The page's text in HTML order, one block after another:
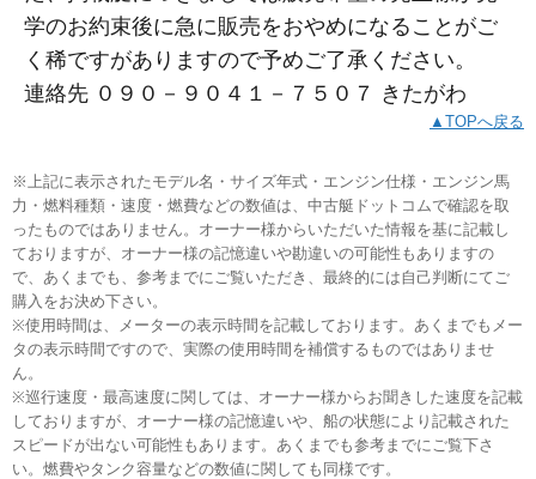
学のお約束後に急に販売をおやめになることがご
く稀ですがありますので予めご了承ください。
連絡先 ０９０－９０４１－７５０７ きたがわ
▲TOPへ戻る
※上記に表示されたモデル名・サイズ年式・エンジン仕様・エンジン馬
力・燃料種類・速度・燃費などの数値は、中古艇ドットコムで確認を取
ったものではありません。オーナー様からいただいた情報を基に記載し
ておりますが、オーナー様の記憶違いや勘違いの可能性もありますの
で、あくまでも、参考までにご覧いただき、最終的には自己判断にてご
購入をお決め下さい。
※使用時間は、メーターの表示時間を記載しております。あくまでもメー
タの表示時間ですので、実際の使用時間を補償するものではありませ
ん。
※巡行速度・最高速度に関しては、オーナー様からお聞きした速度を記載
しておりますが、オーナー様の記憶違いや、船の状態により記載された
スピードが出ない可能性もあります。あくまでも参考までにご覧下さ
い。燃費やタンク容量などの数値に関しても同様です。